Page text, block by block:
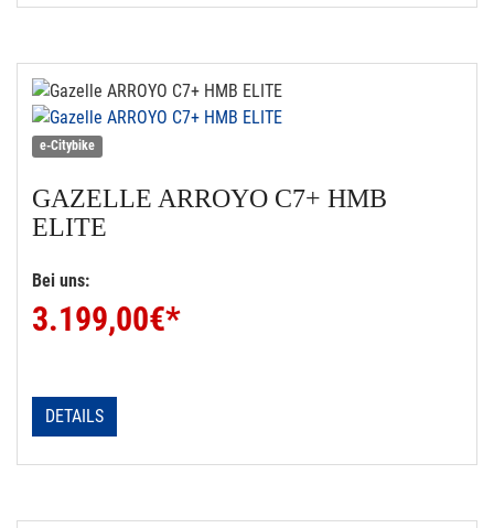
e-Citybike
GAZELLE ARROYO C7+ HMB
ELITE
Bei uns:
3.199,00€*
DETAILS